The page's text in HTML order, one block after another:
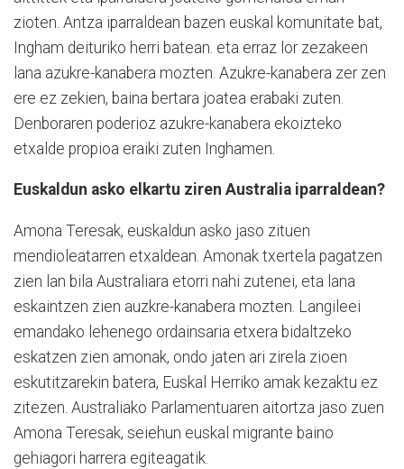
zioten. Antza iparraldean bazen euskal komunitate bat,
Ingham deituriko herri batean. eta erraz lor zezakeen
lana azukre-kanabera mozten. Azukre-kanabera zer zen
ere ez zekien, baina bertara joatea erabaki zuten.
Denboraren poderioz azukre-kanabera ekoizteko
etxalde propioa eraiki zuten Inghamen.
Euskaldun asko elkartu ziren Australia iparraldean?
Amona Teresak, euskaldun asko jaso zituen
mendioleatarren etxaldean. Amonak txertela pagatzen
zien lan bila Australiara etorri nahi zutenei, eta lana
eskaintzen zien auzkre-kanabera mozten. Langileei
emandako lehenego ordainsaria etxera bidaltzeko
eskatzen zien amonak, ondo jaten ari zirela zioen
eskutitzarekin batera, Euskal Herriko amak kezaktu ez
zitezen. Australiako Parlamentuaren aitortza jaso zuen
Amona Teresak, seiehun euskal migrante baino
gehiagori harrera egiteagatik.